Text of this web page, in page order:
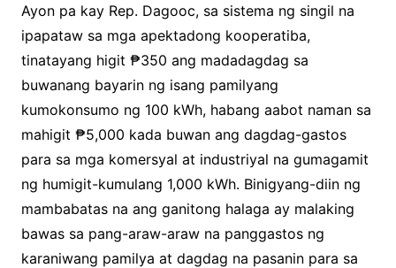
Ayon pa kay Rep. Dagooc, sa sistema ng singil na
ipapataw sa mga apektadong kooperatiba,
tinatayang higit ₱350 ang madadagdag sa
buwanang bayarin ng isang pamilyang
kumokonsumo ng 100 kWh, habang aabot naman sa
mahigit ₱5,000 kada buwan ang dagdag-gastos
para sa mga komersyal at industriyal na gumagamit
ng humigit-kumulang 1,000 kWh. Binigyang-diin ng
mambabatas na ang ganitong halaga ay malaking
bawas sa pang-araw-araw na panggastos ng
karaniwang pamilya at dagdag na pasanin para sa